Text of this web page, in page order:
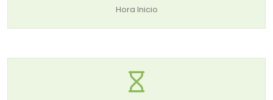
Hora Inicio